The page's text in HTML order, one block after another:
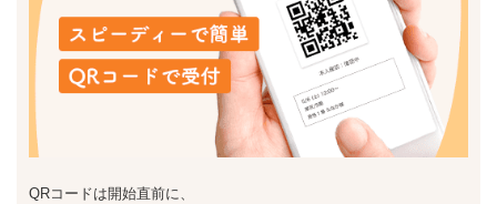
QRコードは開始直前に、